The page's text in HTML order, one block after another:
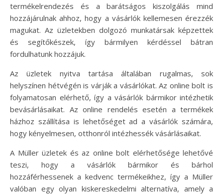
termékelrendezés és a barátságos kiszolgálás mind
hozzájárulnak ahhoz, hogy a vásárlók kellemesen érezzék
magukat. Az üzletekben dolgozó munkatársak képzettek
és segítőkészek, így bármilyen kérdéssel bátran
fordulhatunk hozzájuk.
Az üzletek nyitva tartása általában rugalmas, sok
helyszínen hétvégén is várják a vásárlókat. Az online bolt is
folyamatosan elérhető, így a vásárlók bármikor intézhetik
bevásárlásaikat. Az online rendelés esetén a termékek
házhoz szállítása is lehetőséget ad a vásárlók számára,
hogy kényelmesen, otthonról intézhessék vásárlásaikat.
A Müller üzletek és az online bolt elérhetősége lehetővé
teszi, hogy a vásárlók bármikor és bárhol
hozzáférhessenek a kedvenc termékeikhez, így a Müller
valóban egy olyan kiskereskedelmi alternatíva, amely a